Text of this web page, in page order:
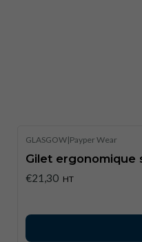
GLASGOW|Payper Wear
Gilet ergonomique
€21,30 HT